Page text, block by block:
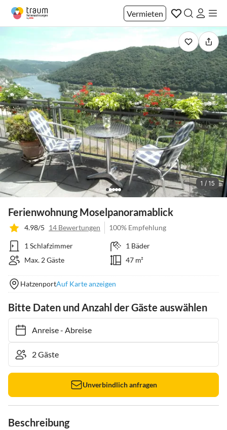
Vermieten
1 / 15
Ferienwohnung Moselpanoramablick
4.98/5 14 Bewertungen 100% Empfehlung
1 Schlafzimmer
1 Bäder
Max. 2 Gäste
47 m²
HatzenportAuf Karte anzeigen
Bitte Daten und Anzahl der Gäste auswählen
Anreise- Abreise
Unverbindlich anfragen
Beschreibung